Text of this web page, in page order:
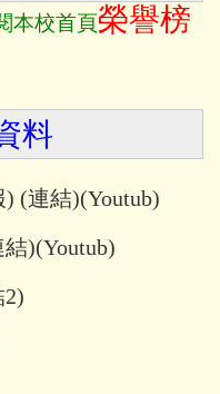
本校首頁榮譽榜
料
) (連結)(Youtub)
結)(Youtub)
2)